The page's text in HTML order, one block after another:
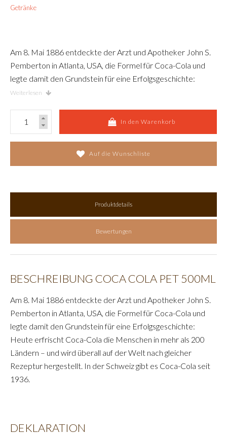
Getränke
Am 8. Mai 1886 entdeckte der Arzt und Apotheker John S.
Pemberton in Atlanta, USA, die Formel für Coca-Cola und
legte damit den Grundstein für eine Erfolgsgeschichte:
Heute erfrischt Coca-Cola die Menschen in mehr als 200
Rezeptur hergestellt. In der Schweiz gibt es Coca-Cola seit
1936.
Weiterlesen
In den Warenkorb
Auf die Wunschliste
Produktdetails
Bewertungen
BESCHREIBUNG COCA COLA PET 500ML
Am 8. Mai 1886 entdeckte der Arzt und Apotheker John S.
Pemberton in Atlanta, USA, die Formel für Coca-Cola und
legte damit den Grundstein für eine Erfolgsgeschichte:
Heute erfrischt Coca-Cola die Menschen in mehr als 200
Ländern – und wird überall auf der Welt nach gleicher
Rezeptur hergestellt. In der Schweiz gibt es Coca-Cola seit
1936.
DEKLARATION